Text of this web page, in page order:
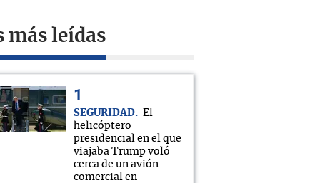
más leídas
SEGURIDAD
El
helicóptero
presidencial en el que
viajaba Trump voló
cerca de un avión
comercial en